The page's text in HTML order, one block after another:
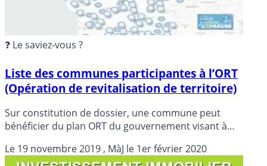
❓ Le saviez-vous ?
Liste des communes participantes à l’ORT
(Opération de revitalisation de territoire)
Sur constitution de dossier, une commune peut
bénéficier du plan ORT du gouvernement visant à
Le 19 novembre 2019, MàJ le 1er février 2020